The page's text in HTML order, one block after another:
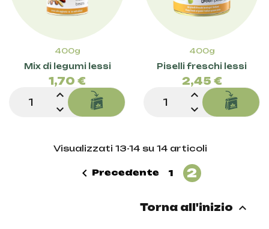
400g
Mix di legumi lessi
Prezzo
1,70 €
expand_less
expand_more
400g
Piselli freschi lessi
2,45 €
expand_less
expand_more
Visualizzati 13-14 su 14 articoli
 Precedente 1 2
Torna all'inizio 